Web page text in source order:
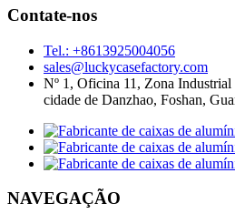
Contate-nos
Tel.: +8613925004056
sales@luckycasefactory.com
Nº 1, Oficina 11, Zona
cidade de Danzhao, Foshan,
NAVEGAÇÃO